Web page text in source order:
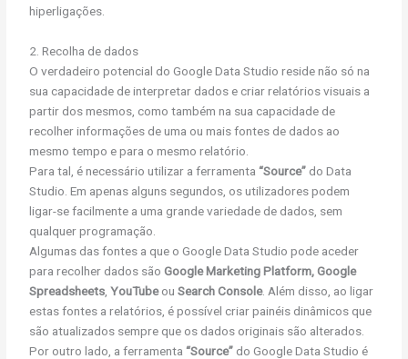
hiperligações.
2. Recolha de dados
O verdadeiro potencial do Google Data Studio reside não só na
sua capacidade de interpretar dados e criar relatórios visuais a
partir dos mesmos, como também na sua capacidade de
recolher informações de uma ou mais fontes de dados ao
mesmo tempo e para o mesmo relatório.
Para tal, é necessário utilizar a ferramenta“Source” do Data
Studio. Em apenas alguns segundos, os utilizadores podem
ligar-se facilmente a uma grande variedade de dados, sem
qualquer programação.
Algumas das fontes a que o Google Data Studio pode aceder
para recolher dados sãoGoogle Marketing Platform, Google
Spreadsheets YouTubeouSearch Console. Além disso, ao ligar
estas fontes a relatórios, é possível criar painéis dinâmicos que
são atualizados sempre que os dados originais são alterados.
Por outro lado, a ferramenta“Source” do Google Data Studio é